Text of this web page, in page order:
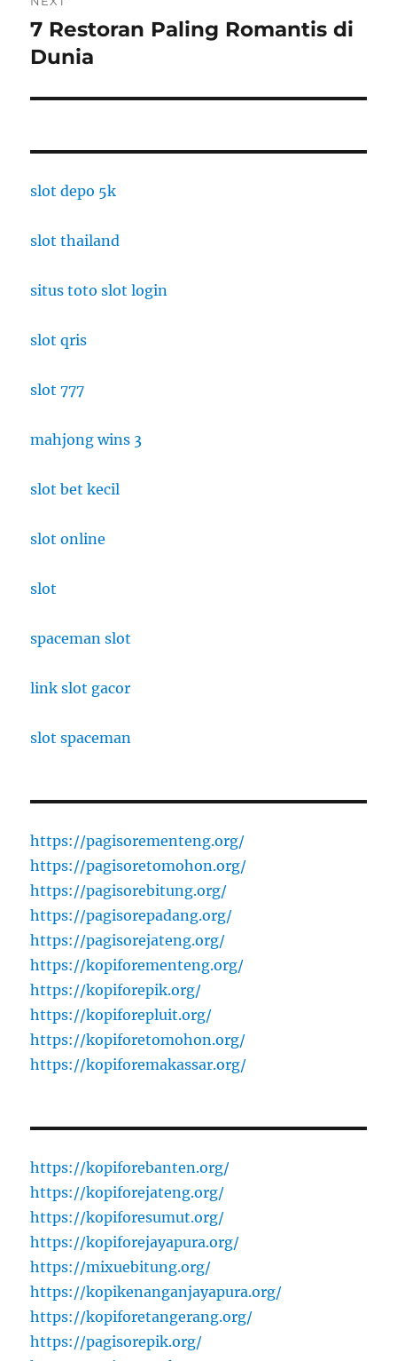
Next
post:
7 Restoran Paling Romantis di
Dunia
slot depo 5k
slot thailand
situs toto slot login
slot qris
slot 777
mahjong wins 3
slot bet kecil
slot online
slot
spaceman slot
link slot gacor
slot spaceman
https://pagisorementeng.org/
https://pagisoretomohon.org/
https://pagisorebitung.org/
https://pagisorepadang.org/
https://pagisorejateng.org/
https://kopiforementeng.org/
https://kopiforepik.org/
https://kopiforepluit.org/
https://kopiforetomohon.org/
https://kopiforemakassar.org/
https://kopiforebanten.org/
https://kopiforejateng.org/
https://kopiforesumut.org/
https://kopiforejayapura.org/
https://mixuebitung.org/
https://kopikenanganjayapura.org/
https://kopiforetangerang.org/
https://pagisorepik.org/